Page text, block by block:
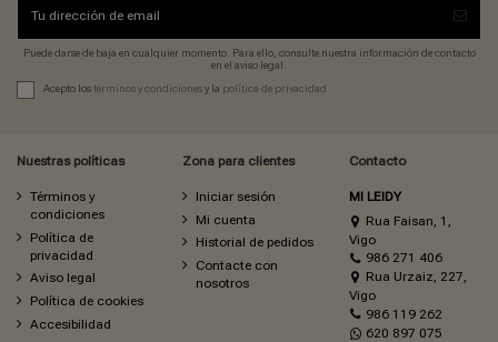
Puede darse de baja en cualquier momento. Para ello, consulte nuestra información de contacto
en el aviso legal.
Acepto lostérminos y condicionesy la política de privacidad
Nuestras políticas
Términos y
condiciones
Política de
privacidad
Aviso legal
Política de cookies
Accesibilidad
Zona para clientes
Iniciar sesión
Mi cuenta
Historial de pedidos
Contacte con
nosotros
Contacto
MI LEIDY
Rua Faisan, 1,
Vigo
986 271 406
Rua Urzaiz, 227,
Vigo
986 119 262
620 897 075